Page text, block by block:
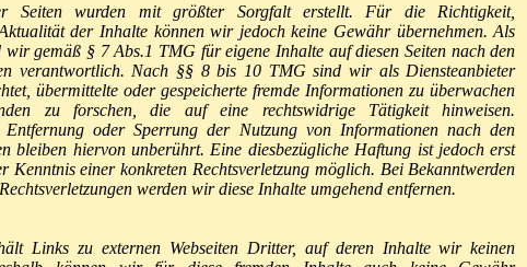
Seiten wurden mit größter Sorgfalt erstellt. Für die Richtigkeit,
der Inhalte können wir jedoch keine Gewähr übernehmen. Als
wir gemäß § 7 Abs.1 TMG für eigene Inhalte auf diesen Seiten nach den
verantwortlich. Nach §§ 8 bis 10 TMG sind wir als Diensteanbieter
übermittelte oder gespeicherte fremde Informationen zu überwachen
zu forschen, die auf eine rechtswidrige Tätigkeit hinweisen.
Entfernung oder Sperrung der Nutzung von Informationen nach den
bleiben hiervon unberührt. Eine diesbezügliche Haftung ist jedoch erst
Kenntnis einer konkreten Rechtsverletzung möglich. Bei Bekanntwerden
werden wir diese Inhalte umgehend entfernen.
Links zu externen Webseiten Dritter, auf deren Inhalte wir keinen